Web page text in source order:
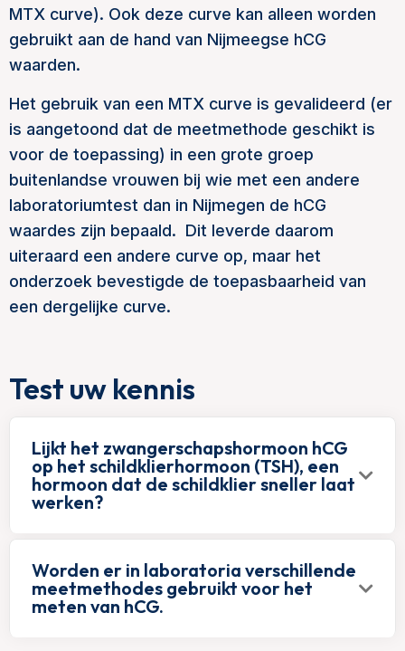
MTX curve). Ook deze curve kan alleen worden
gebruikt aan de hand van Nijmeegse hCG
waarden.
Het gebruik van een MTX curve is gevalideerd (er
is aangetoond dat de meetmethode geschikt is
voor de toepassing) in een grote groep
buitenlandse vrouwen bij wie met een andere
laboratoriumtest dan in Nijmegen de hCG
waardes zijn bepaald. Dit leverde daarom
uiteraard een andere curve op, maar het
onderzoek bevestigde de toepasbaarheid van
een dergelijke curve.
Test uw kennis
Lijkt het zwangerschapshormoon hCG
op het schildklierhormoon (TSH), een
hormoon dat de schildklier sneller laat
werken?
Worden er in laboratoria verschillende
meetmethodes gebruikt voor het
meten van hCG.